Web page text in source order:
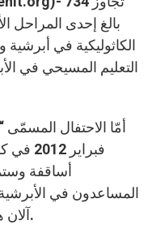
بالغ إحدى المراحل
الكاثوليكية في أبرشية
التعليم المسيحي في
أساقفة
المساعدون في
آلان هوبز ، والمطران جون شيرينجتون.